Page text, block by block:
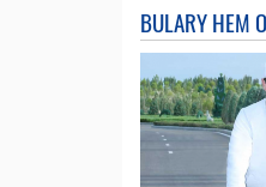
BULARY HEM